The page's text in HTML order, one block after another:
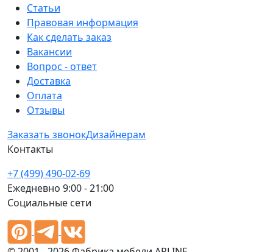
Статьи
Правовая информация
Как сделать заказ
Вакансии
Вопрос - ответ
Доставка
Оплата
Отзывы
Заказать звонокДизайнерам
Контакты
+7 (499) 490-02-69
Ежедневно 9:00 - 21:00
Социальные сети